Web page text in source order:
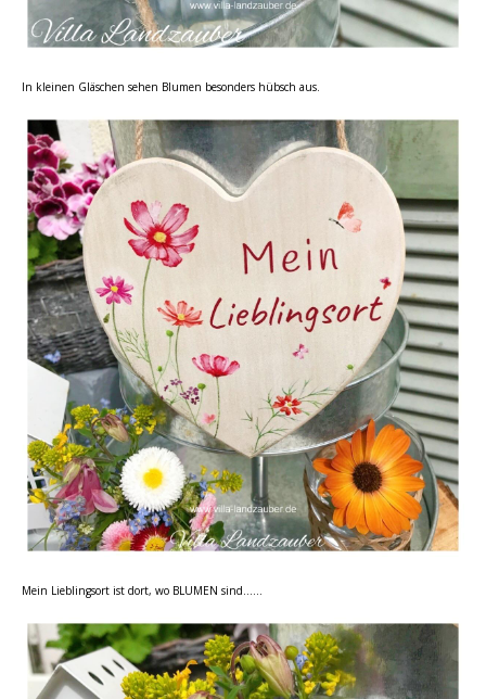
In kleinen Gläschen sehen Blumen besonders hübsch aus.
Mein Lieblingsort ist dort, wo BLUMEN sind……